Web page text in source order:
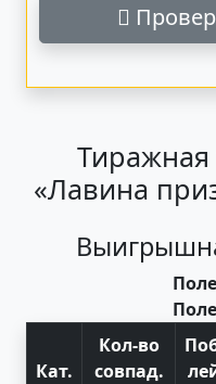
«Лавина
Кат.
Кол-во
совпад.